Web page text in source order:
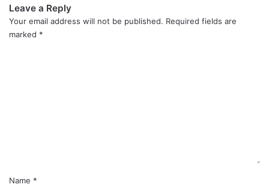
Leave a Reply
Your email address will not be published. Required fields are
marked *
Name *